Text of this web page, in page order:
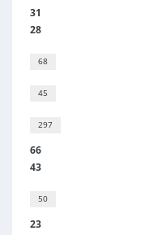
31
28
68
45
297
66
43
50
23